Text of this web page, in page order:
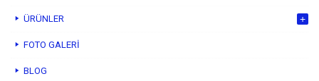
ÜRÜNLER
FOTO GALERI
BLOG